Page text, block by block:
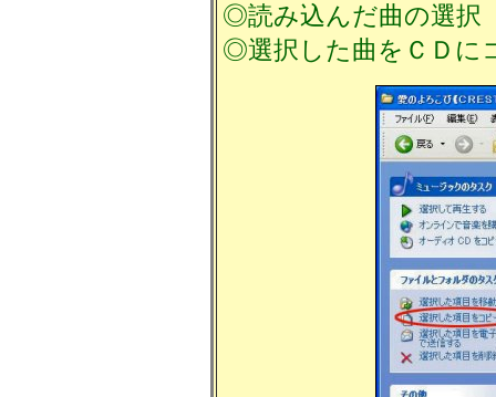
◎読み込んだ曲の選択
◎選択した曲をＣＤに